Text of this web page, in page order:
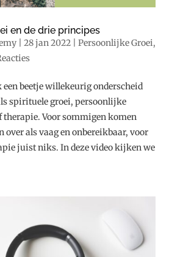
en de drie principes
| 28 jan 2022| Persoonlijke Groei,
een beetje willekeurig onderscheid
spirituele groei, persoonlijke
Voor sommigen komen
over als vaag en onbereikbaar, voor
juist niks. In deze video kijken we